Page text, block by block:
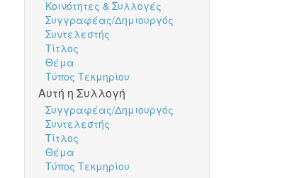
Κοινότητες & Συλλογές
Συγγραφέας/Δημιουργός
Συντελεστής
Τίτλος
Θέμα
Τύπος Τεκμηρίου
Αυτή η Συλλογή
Συγγραφέας/Δημιουργός
Συντελεστής
Τίτλος
Θέμα
Τύπος Τεκμηρίου